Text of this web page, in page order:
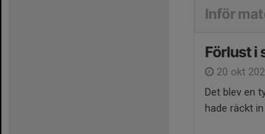
Inför
Förlust i
20 okt
Det blev en
hade räckt